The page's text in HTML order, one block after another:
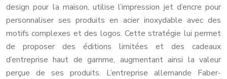
design pour la maison, utilise l’impression jet d’encre pour
personnaliser ses produits en acier inoxydable avec des
motifs complexes et des logos. Cette stratégie lui permet
de proposer des éditions limitées et des cadeaux
d’entreprise haut de gamme, augmentant ainsi la valeur
perçue de ses produits. L’entreprise allemande Faber-